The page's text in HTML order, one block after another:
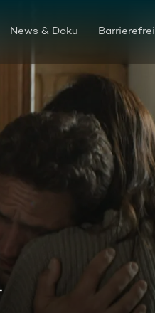
News & Doku Barrierefrei